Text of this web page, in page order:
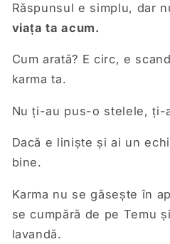
Răspunsul e simplu, dar
viața ta acum.
Cum arată? E circ, e
karma ta.
Nu ți-au pus-o stelele, ți-
Dacă e liniște și ai un
bine.
Karma nu se găsește în
se cumpără de pe Temu
lavandă.